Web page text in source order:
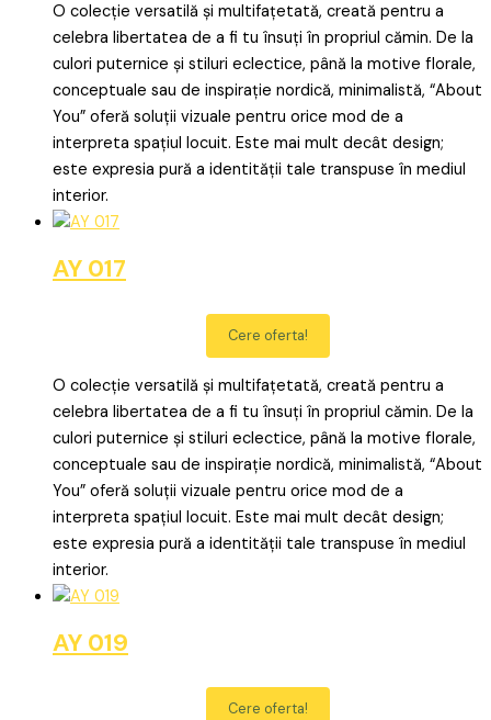
O colecție versatilă și multifațetată, creată pentru a
celebra libertatea de a fi tu însuți în propriul cămin. De la
culori puternice și stiluri eclectice, până la motive florale,
conceptuale sau de inspirație nordică, minimalistă, “About
You” oferă soluții vizuale pentru orice mod de a
interpreta spațiul locuit. Este mai mult decât design;
este expresia pură a identității tale transpuse în mediul
interior.
AY 017
Cere oferta!
O colecție versatilă și multifațetată, creată pentru a
celebra libertatea de a fi tu însuți în propriul cămin. De la
culori puternice și stiluri eclectice, până la motive florale,
conceptuale sau de inspirație nordică, minimalistă, “About
You” oferă soluții vizuale pentru orice mod de a
interpreta spațiul locuit. Este mai mult decât design;
este expresia pură a identității tale transpuse în mediul
interior.
AY 019
Cere oferta!